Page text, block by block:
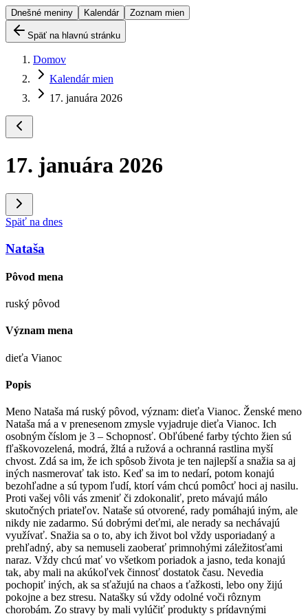
Dnešné meniny Kalendár Zoznam mien
Späť na hlavnú stránku
Domov
Kalendár mien
17. januára 2026
17. januára 2026
Späť na dnes
Nataša
Pôvod mena
ruský pôvod
Význam mena
dieťa Vianoc
Popis
Meno Nataša má ruský pôvod, význam: dieťa Vianoc. Ženské meno
Nataša má a v prenesenom zmysle vyjadruje dieťa Vianoc. Ich
osobným číslom je 3 – Schopnosť. Obľúbené farby týchto žien sú
fľaškovozelená, modrá, žltá a ružová a ochranná rastlina myší
chvost. Zdá sa im, že ich spôsob života je ten najlepší a snažia sa aj
iných nasmerovať tak isto. Keď sa im to nedarí, potom konajú
bezohľadne a sú typom ľudí, ktorí vám chcú pomôcť hoci aj nasilu.
Proti vašej vôli vás zmeniť či zdokonaliť, preto mávajú málo
skutočných priateľov. Nataše sú otvorené, rady pomáhajú iným, ale
nikdy nie zadarmo. Sú dobrými deťmi, ale nerady sa nechávajú
využívať. Snažia sa o to, aby ich život bol vždy usporiadaný a
prehľadný, aby sa nemuseli zaoberať primnohými záležitosťami
naraz. Vždy chcú mať vo všetkom poriadok a jasno, teda konajú
tak, aby mali na akúkoľvek činnosť dostatok času. Nevedia
pochopiť iných, ak sa sťažujú na chaos a ťažkosti, lebo ony žijú
pokojne a bez stresu. Natašky sú vždy odolné voči rôznym
chorobám. Zo stravy by mali vylúčiť produkty s prídavnými